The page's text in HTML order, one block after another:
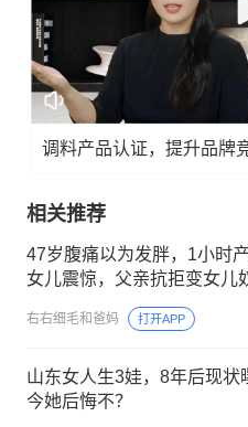
调料产品认证，提升品牌
相关推荐
47岁腹痛以为发胖，1小时
女儿震惊，父亲抗拒变女儿
右右细毛和爸妈 打开APP
山东女人生3娃，8年后现状
今她后悔不？